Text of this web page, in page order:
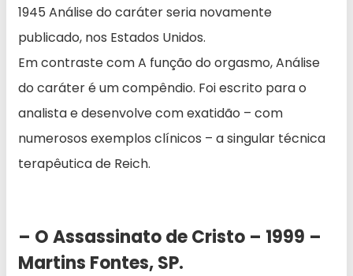
1945 Análise do caráter seria novamente
publicado, nos Estados Unidos.
Em contraste com A função do orgasmo, Análise
do caráter é um compêndio. Foi escrito para o
analista e desenvolve com exatidão – com
numerosos exemplos clínicos – a singular técnica
terapêutica de Reich.
– O Assassinato de Cristo – 1999 –
Martins Fontes, SP.